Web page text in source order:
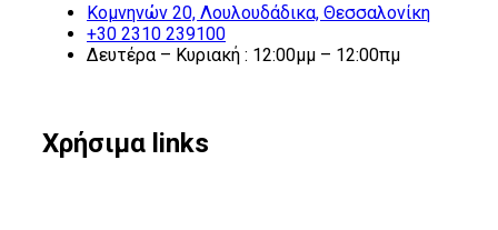
Κομνηνών 20, Λουλουδάδικα, Θεσσαλονίκη
+30 2310 239100
Δευτέρα – Κυριακή : 12:00μμ – 12:00πμ
Χρήσιμα links